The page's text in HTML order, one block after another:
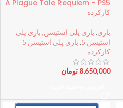
A Plague Tale Requiem – PS5
کارکرده
بازی, بازی پلی استیشن, بازی پلی
استیشن 5
,
بازی پلی استیشن 5
کارکرده
8,650,000 تومان